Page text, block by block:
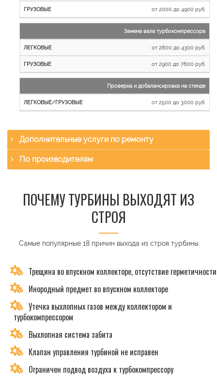
от 2000 до 4900 руб.
Замена вала турбокомпрессора
от 2800 до 4300 руб.
от 2900 до 7600 руб.
Проверка и добалансировка на стенде
от 2500 до 3000 руб.
Дополнительные услуги по ремонту
По производителям
ПОЧЕМУ ТУРБИНЫ ВЫХОДЯТ ИЗ
СТРОЯ
Самые популярные 18 причин выхода из строя турбины
Трещина во впускном коллекторе, отсутствие герметичности
Инородный предмет во впускном коллекторе
Утечка выхлопных газов между коллектором и
турбокомпрессором
Выхлопная система забита
Клапан управления турбиной не исправен
Ограничен подвод воздуха к турбокомпрессору